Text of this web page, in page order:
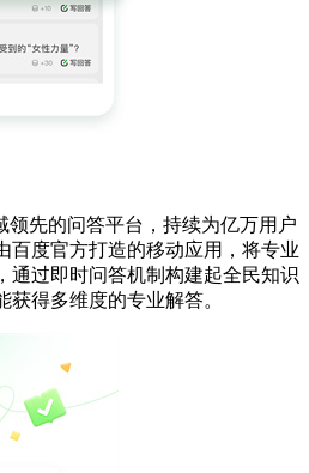
领先的问答平台，持续为亿万用户
百度官方打造的移动应用，将专业
通过即时问答机制构建起全民知识
得多维度的专业解答。